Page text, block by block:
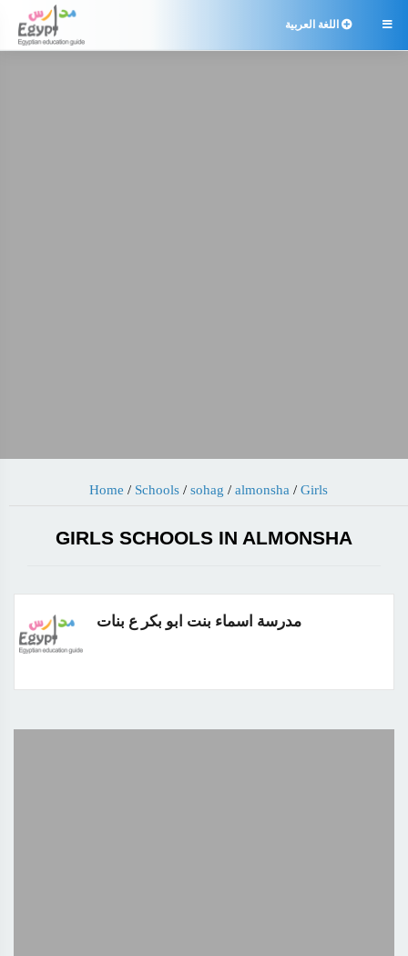
 اللغة العربية
Home / Schools / sohag / almonsha / Girls
GIRLS SCHOOLS IN ALMONSHA
مدرسة اسماء بنت ابو بكر ع بنات